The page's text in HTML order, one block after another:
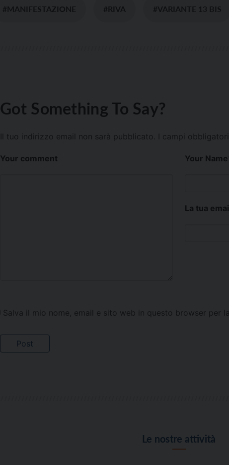
#MANIFESTAZIONE #RIVA #VARIANTE 13 BIS
Got Something To Say?
Il tuo indirizzo email non sarà pubblicato. I campi
Your comment Your Name
La tua
Salva il mio nome, email e sito web in questo browser per
Le nostre attività